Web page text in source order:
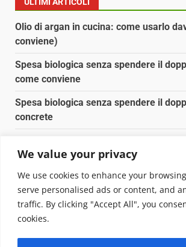
We value your privacy
We use cookies to enhance your
serve personalised ads or content, and
traffic. By clicking "Accept All", you
cookies.
ULTIMI ARTICOLI
Olio di argan in cucina: come usarlo
conviene)
Spesa biologica senza spendere il
come conviene
Spesa biologica senza spendere il
concrete
Pulizia naturale della casa: 3 ingredienti
sostituiscono 10 prodotti chimici
Copyright © 2025 Biopianeta.it
Questo blog non è una testata